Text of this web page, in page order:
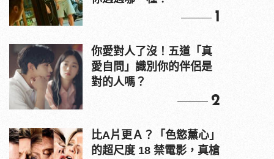
1
你愛對人了沒！五道「真
愛自問」識別你的伴侶是
對的人嗎？
2
比A片更Ａ？「色慾薰心」
的超尺度 18 禁電影，真槍